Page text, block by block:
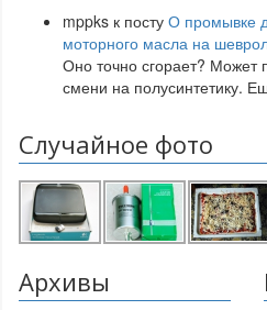
mppks к посту О промывке
моторного масла на
Оно точно сгорает? Может
смени на полусинтетику.
Случайное фото
Архивы